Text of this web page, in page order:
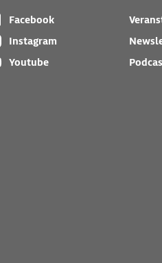
Facebook
Instagram
Youtube